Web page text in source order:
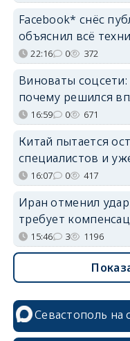
Facebook* снёс
объяснил всё
22:16 0 372
Виноваты соцсети:
почему решился
16:59 0 671
Китай пытается
специалистов и
16:07 0 417
Иран отменил
требует
15:46 3 1196
Севастополь на